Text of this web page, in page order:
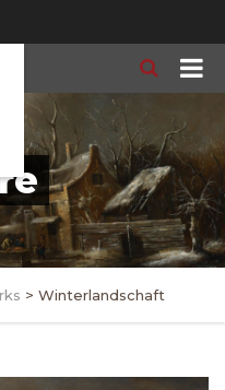
> Winterlandschaft